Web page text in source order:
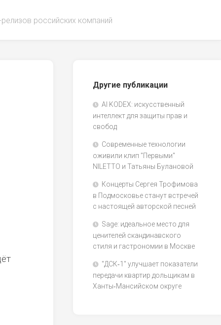
российских компаний
Другие публикации
AI KODEX: искусственный
интеллект для защиты прав и
свобод
Современные технологии
оживили клип "Первыми"
NILETTO и Татьяны Булановой
Концерты Сергея Трофимова
в Подмосковье станут встречей
с настоящей авторской песней
Sage: идеальное место для
ценителей скандинавского
стиля и гастрономии в Москве
"ДСК‑1" улучшает показатели
передачи квартир дольщикам в
Ханты‑Мансийском округе